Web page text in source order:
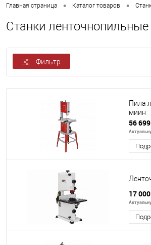
Главная страница • Каталог товаров •
Станки
Фильтр
Пила
миин
56
17